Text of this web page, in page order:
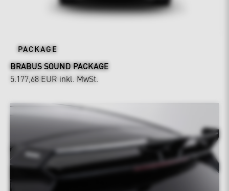
PACKAGE
BRABUS SOUND PACKAGE
5.177,68 EUR inkl. MwSt.